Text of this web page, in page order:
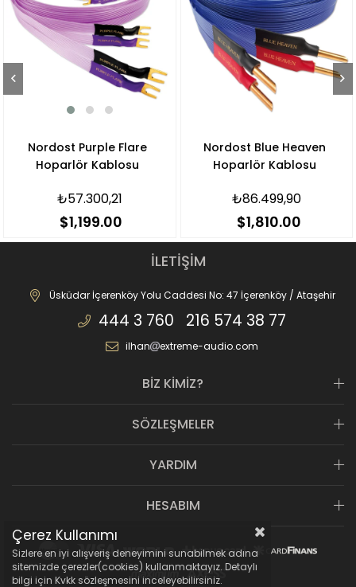
Flare
Nordost Blue Heaven
Hoparlör Kablosu
Nordost Red
Hoparlör
İLETİŞİM
Üsküdar İçerenköy Yolu Caddesi No: 47 İçerenköy / Ataşehir
444 3 760 216 574 38 77
ilhan extreme-audio.com
BİZ KİMİZ?
SÖZLEŞMELER
YARDIM
HESABIM
Çerez Kullanımı
Sizlere en iyi alışveriş deneyimini sunabilmek adına
sitemizde çerezler(cookies) kullanmaktayız. Detaylı
bilgi için Kvkk sözleşmesini inceleyebilirsiniz.